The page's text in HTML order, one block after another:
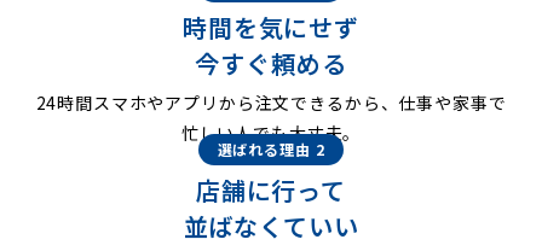
時間を気にせず
今すぐ頼める
24時間スマホやアプリから注文できるから、仕事や家事で
忙しい人でも大丈夫。
選ばれる理由 2
店舗に行って
並ばなくていい